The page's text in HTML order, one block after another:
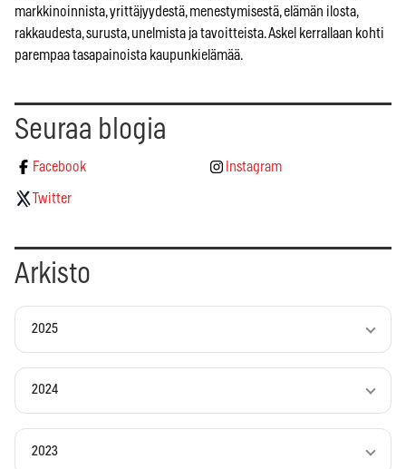
markkinoinnista, yrittäjyydestä, menestymisestä, elämän ilosta,
rakkaudesta, surusta, unelmista ja tavoitteista. Askel kerrallaan kohti
parempaa tasapainoista kaupunkielämää.
Seuraa blogia
Facebook Instagram
Twitter
Arkisto
2025
2024
2023